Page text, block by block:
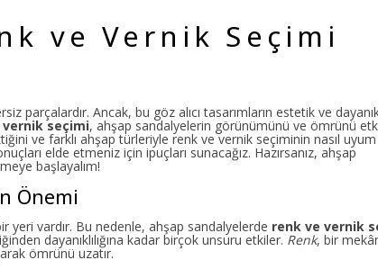
ve Vernik Seçimi
parçalardır. Ancak, bu göz alıcı tasarımların estetik ve
vernik seçimi, ahşap sandalyelerin görünümünü ve ömrünü
ve farklı ahşap türleriyle renk ve vernik seçiminin nasıl uyum
elde etmeniz için ipuçları sunacağız. Hazırsanız, ahşap
başlayalım!
Önemi
yeri vardır. Bu nedenle, ahşap sandalyelerde renk ve vernik
dayanıklılığına kadar birçok unsuru etkiler. Renk, bir
ömrünü uzatır.